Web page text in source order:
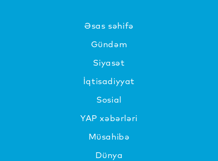
Əsas səhifə
Gündəm
Siyasət
İqtisadiyyat
Sosial
YAP xəbərləri
Müsahibə
Dünya